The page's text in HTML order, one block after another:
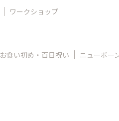
ワークショップ
お食い初め・百日祝い ニューボー